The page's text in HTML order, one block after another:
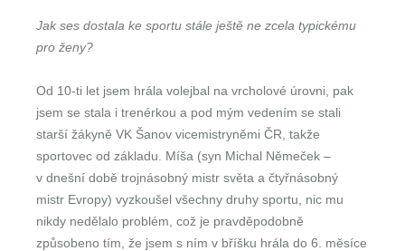
Jak ses dostala ke sportu stále ještě ne zcela typickému
pro ženy?
Od 10-ti let jsem hrála volejbal na vrcholové úrovni, pak
jsem se stala i trenérkou a pod mým vedením se stali
starší žákyně VK Šanov vicemistryněmi ČR, takže
sportovec od základu. Míša (syn Michal Němeček –
v dnešní době trojnásobný mistr světa a čtyřnásobný
mistr Evropy) vyzkoušel všechny druhy sportu, nic mu
nikdy nedělalo problém, což je pravděpodobně
způsobeno tím, že jsem s ním v bříšku hrála do 6. měsíce